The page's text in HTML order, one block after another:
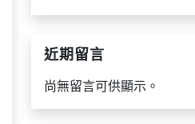
近期留言
尚無留言可供顯示。